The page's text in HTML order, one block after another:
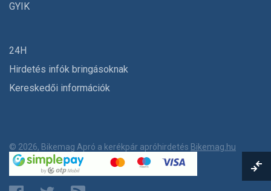
GYIK
24H
Hirdetés infók bringásoknak
Kereskedői információk
© 2026, Bikemag Apró a kerékpár apróhirdetés Bikemag.hu